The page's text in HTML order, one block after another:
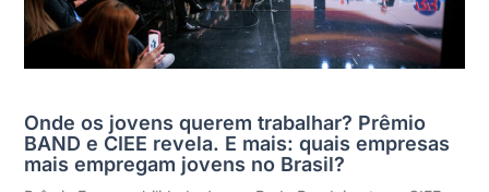
Onde os jovens querem trabalhar? Prêmio
BAND e CIEE revela. E mais: quais empresas
mais empregam jovens no Brasil?